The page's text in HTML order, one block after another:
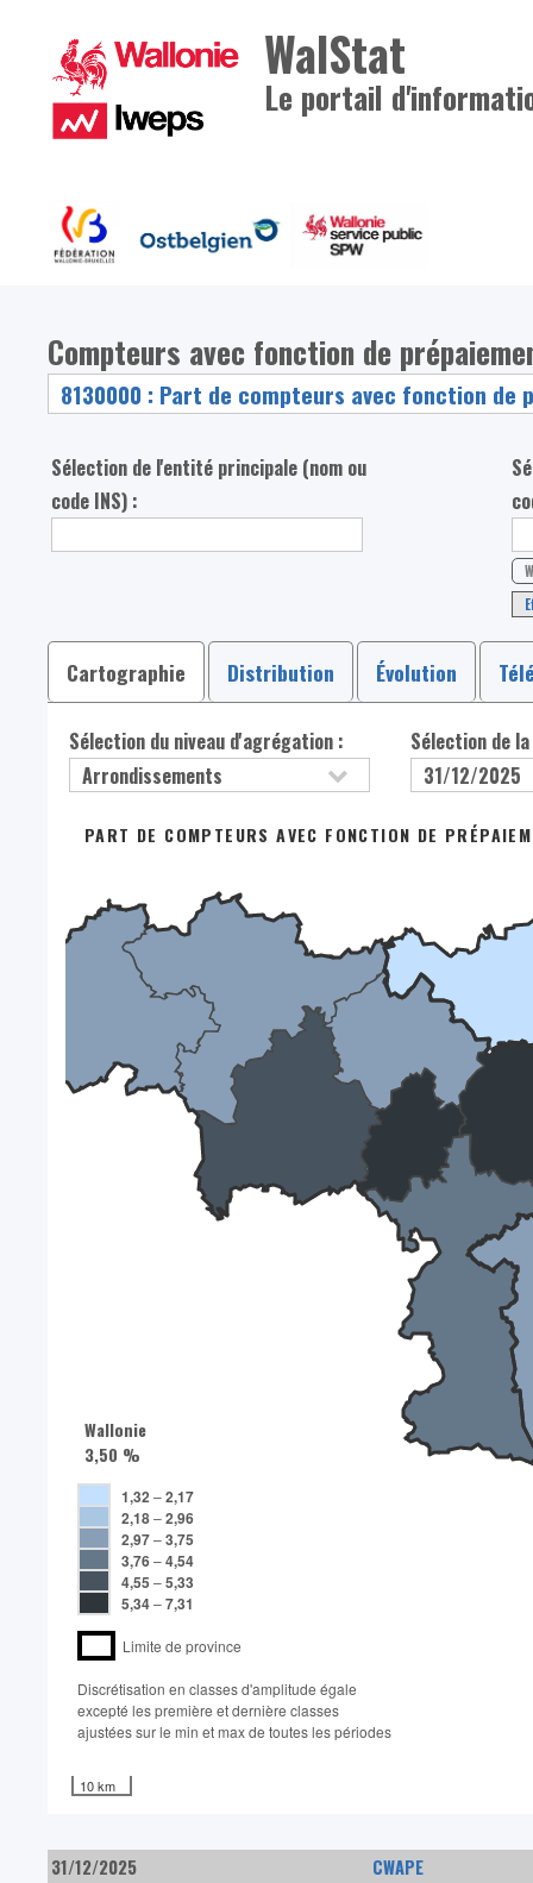
WalStat
Le portail
Compteurs avec fonction de
Sélection de l'entité principale (nom ou
code INS) :
Cartographie Distribution Évolution
Sélection du niveau d'agrégation : Sélection de
PART DE COMPTEURS AVEC FONCTION DE
Wallonie
3,50 %
1,32 –2,17
2,18–2,96
2,97–3,75
3,76–4,54
4,55 –5,33
5,34–7,31
Limite de province
Discrétisation en classes d'amplitude égale​
excepté les première et dernière classes
ajustées sur le min et max de toutes les périodes
10 km
31/12/2025 CWAPE